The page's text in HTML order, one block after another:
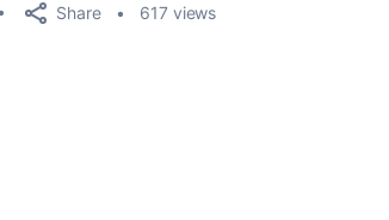
Share 617 views